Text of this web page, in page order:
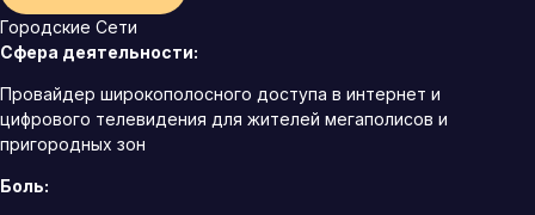
Городские Сети
Сфера деятельности:
Провайдер широкополосного доступа в интернет и
цифрового телевидения для жителей мегаполисов и
пригородных зон
Боль: